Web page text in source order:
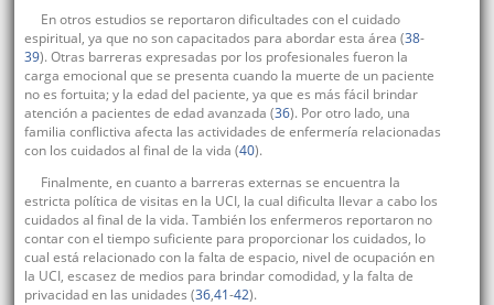
En otros estudios se reportaron dificultades con el cuidado
espiritual, ya que no son capacitados para abordar esta área (38-
39). Otras barreras expresadas por los profesionales fueron la
carga emocional que se presenta cuando la muerte de un paciente
no es fortuita; y la edad del paciente, ya que es más fácil brindar
atención a pacientes de edad avanzada (36). Por otro lado, una
familia conflictiva afecta las actividades de enfermería relacionadas
con los cuidados al final de la vida (40).
Finalmente, en cuanto a barreras externas se encuentra la
estricta política de visitas en la UCI, la cual dificulta llevar a cabo los
cuidados al final de la vida. También los enfermeros reportaron no
contar con el tiempo suficiente para proporcionar los cuidados, lo
cual está relacionado con la falta de espacio, nivel de ocupación en
la UCI, escasez de medios para brindar comodidad, y la falta de
privacidad en las unidades (36,41-42).